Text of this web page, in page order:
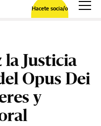
Hacete socia/o
Justicia
Opus Dei
y